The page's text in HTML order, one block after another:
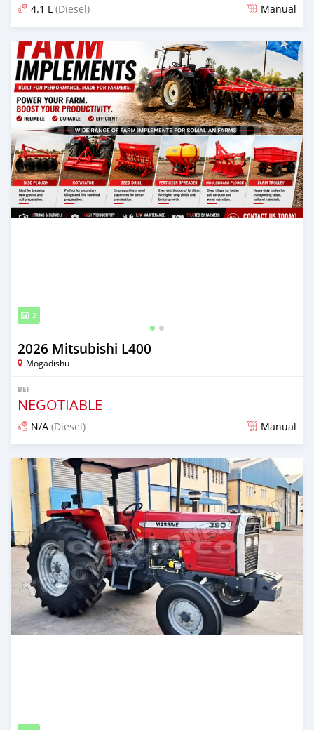
4.1 L (Diesel) Manual
Ilitangazwa siku 5 iliopita
2
2026 Mitsubishi L400
Mogadishu
BEI
NEGOTIABLE
N/A (Diesel) Manual
Ilitangazwa siku 11 iliopita